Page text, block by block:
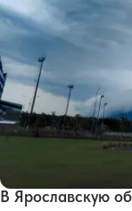
В Ярославскую